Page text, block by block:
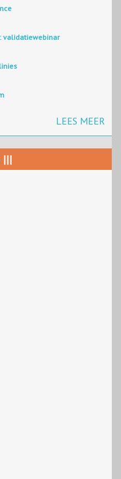
validatiewebinar
LEES MEER
|||